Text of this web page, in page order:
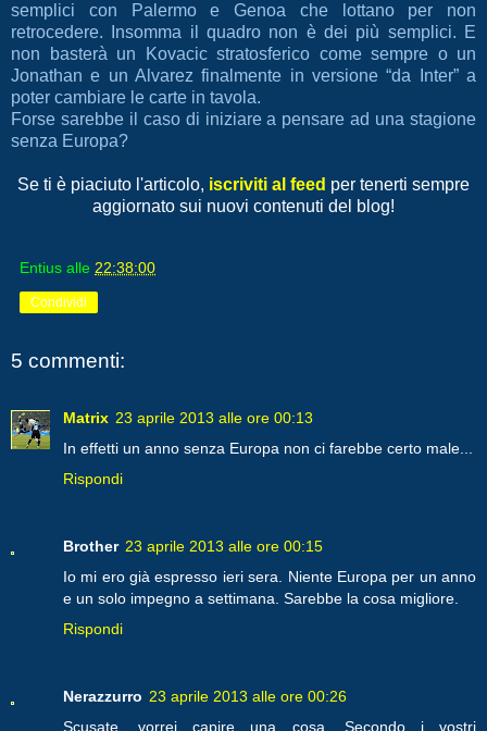
semplici con Palermo e Genoa che lottano per non
retrocedere. Insomma il quadro non è dei più semplici. E
non basterà un Kovacic stratosferico come sempre o un
Jonathan e un Alvarez finalmente in versione “da Inter” a
poter cambiare le carte in tavola.
Forse sarebbe il caso di iniziare a pensare ad una stagione
senza Europa?
Se ti è piaciuto l'articolo, iscriviti al feed per tenerti sempre
aggiornato sui nuovi contenuti del blog!
Entius alle 22:38:00
Condividi
5 commenti:
Matrix 23 aprile 2013 alle ore 00:13
In effetti un anno senza Europa non ci farebbe certo male...
Rispondi
Brother 23 aprile 2013 alle ore 00:15
Io mi ero già espresso ieri sera. Niente Europa per un anno
e un solo impegno a settimana. Sarebbe la cosa migliore.
Rispondi
Nerazzurro 23 aprile 2013 alle ore 00:26
Scusate, vorrei capire una cosa. Secondo i vostri